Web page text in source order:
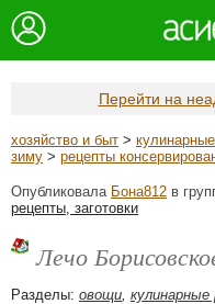
Перейти на
хозяйство и быт >
зиму > рецепты
Опубликовала Бона812 в
рецепты, заготовки
Лечо
Разделы: овощи,